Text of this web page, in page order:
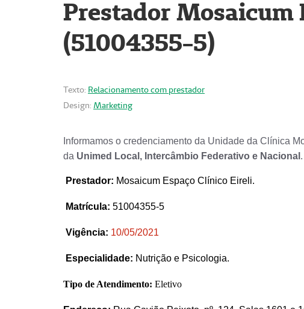
Prestador Mosaicum
(51004355-5)
Texto: Relacionamento com prestador
Design: Marketing
Informamos o credenciamento da Unidade da Clínica
da Unimed Local, Intercâmbio Federativo e Nacional .
Prestador: Mosaicum Espaço Clínico Eireli.
Matrícula: 51004355-5
Vigência: 10/05/2021
Especialidade: Nutrição e Psicologia.
Tipo de Atendimento: Eletivo